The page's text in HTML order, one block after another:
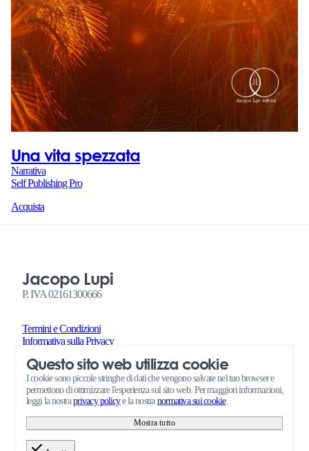
Una vita spezzata
Narrativa
Self Publishing Pro
Acquista
Jacopo Lupi
P. IVA 02161300666
Termini e Condizioni
Informativa sulla Privacy
Amministrazione
Consensi cookie
© 2026 Jacopo Lupi • powered byQuite Simple
Questo sito web utilizza cookie
I cookie sono piccole stringhe di dati che vengono salvate nel tuo browser e
permettono di ottimizzare l'esperienza sul sito web. Per maggiori informazioni,
leggi la nostraprivacy policye la nostranormativa sui cookie.
Mostra tutto